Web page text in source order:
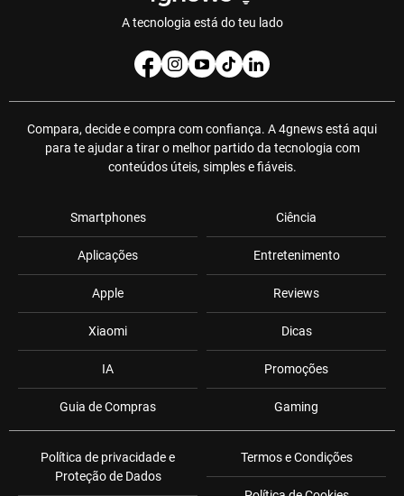
A tecnologia está do teu lado
Compara, decide e compra com confiança. A 4gnews está aqui
para te ajudar a tirar o melhor partido da tecnologia com
conteúdos úteis, simples e fiáveis.
Smartphones
Aplicações
Apple
Xiaomi
IA
Guia de Compras
Ciência
Entretenimento
Reviews
Dicas
Promoções
Gaming
Política de privacidade e
Proteção de Dados
Termos e Condições